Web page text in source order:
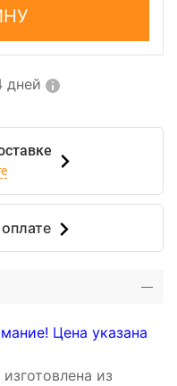
дней
Цена указана
из